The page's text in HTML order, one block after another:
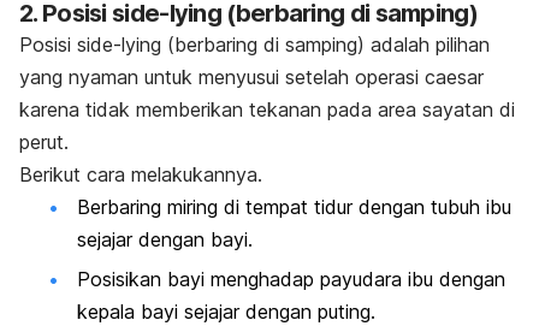
2. Posisi side-lying (berbaring di samping)
Posisi side-lying (berbaring di samping) adalah pilihan
yang nyaman untuk menyusui setelah operasi caesar
karena tidak memberikan tekanan pada area sayatan di
perut.
Berikut cara melakukannya.
Berbaring miring di tempat tidur dengan tubuh ibu
sejajar dengan bayi.
Posisikan bayi menghadap payudara ibu dengan
kepala bayi sejajar dengan puting.